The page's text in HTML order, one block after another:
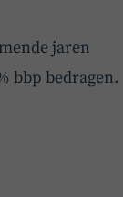
jaren
bbp bedragen.